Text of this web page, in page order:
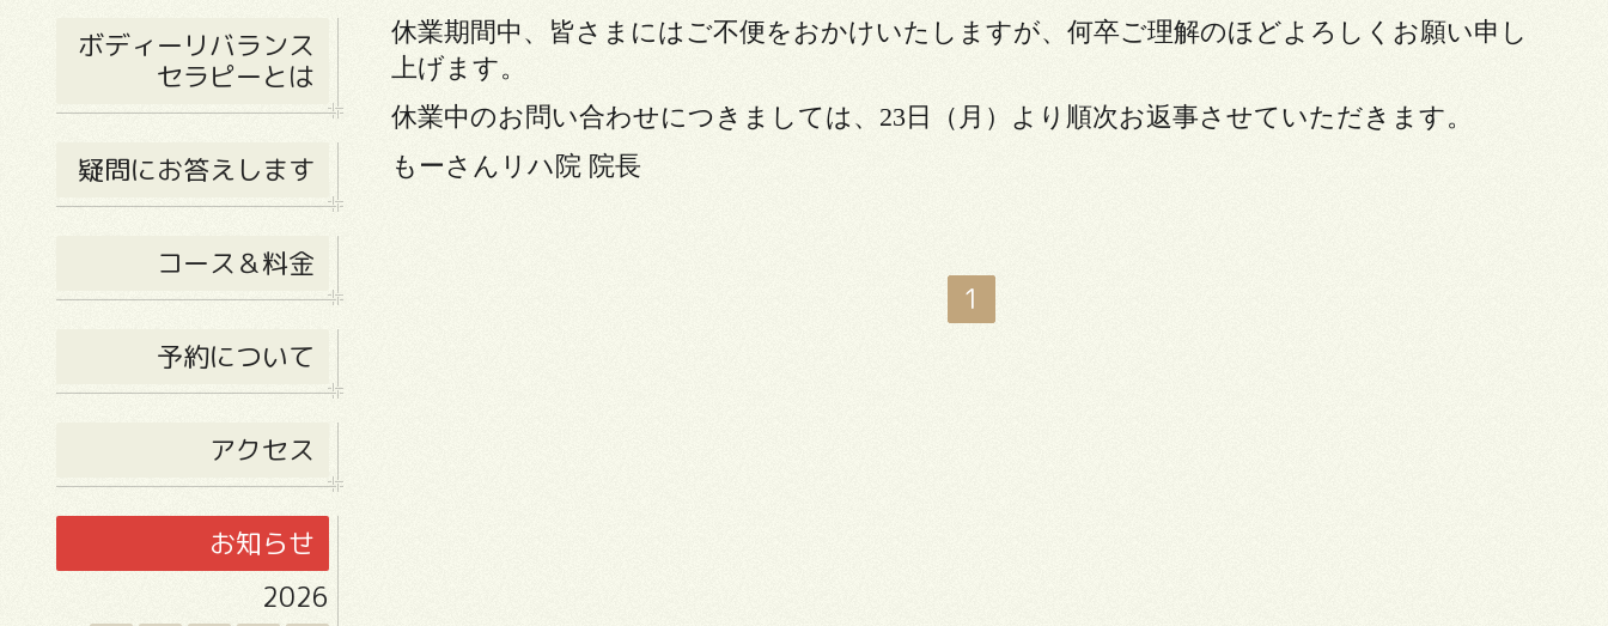
ボディーリバランス
セラピーとは
疑問にお答えします
コース＆料金
予約について
アクセス
お知らせ
2026
休業期間中、皆さまにはご不便をおかけいたしますが、何卒ご理解のほどよろしくお願い申し
上げます。
休業中のお問い合わせにつきましては、23日（月）より順次お返事させていただきます。
もーさんリハ院 院長
1